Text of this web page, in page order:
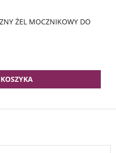
ŻEL MOCZNIKOWY DO